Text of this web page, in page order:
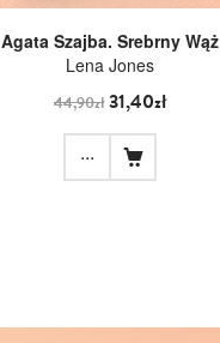
Agata Szajba. Srebrny Wąż
Lena Jones
44,90zł31,40zł
...